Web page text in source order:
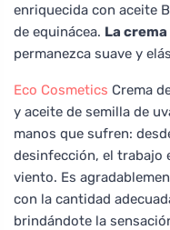
enriquecida con aceite
de equinácea. La crema
permanezca suave y
Eco Cosmetics Crema
y aceite de semilla de
manos que sufren:
desinfección, el trabajo
viento. Es
con la cantidad
brindándote la